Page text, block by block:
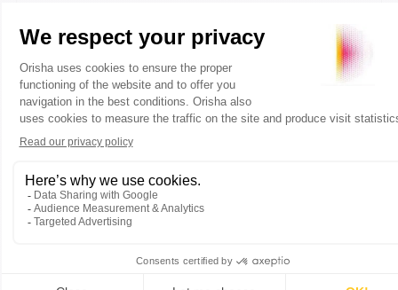
Forts de ce succès,
nous sommes déjà
tournés vers les
prochaines
opportunités pour
continuer à
solutions et à
accompagner nos
clients dans leurs
projets.